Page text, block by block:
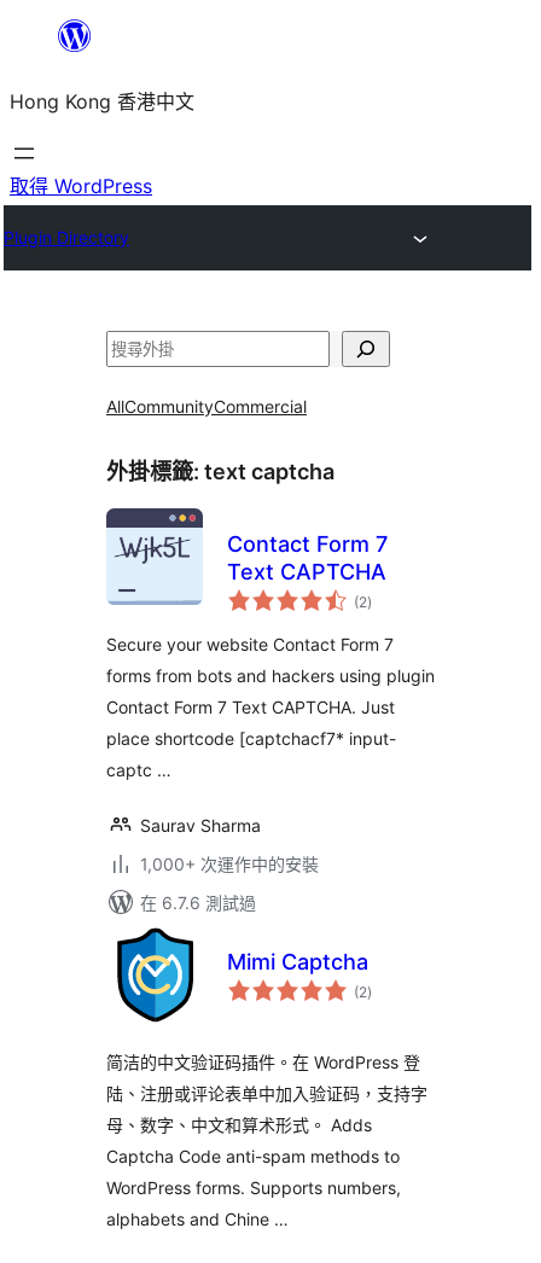
主
要
內
Hong Kong 香港中文
取得 WordPress
Plugin Directory
搜
AllCommunityCommercial
外掛標籤: text captcha
Contact Form 7
Text CAPTCHA
(2總
評)
Secure your website Contact Form 7
forms from bots and hackers using plugin
Contact Form 7 Text CAPTCHA. Just
place shortcode [captchacf7* input-
captc …
Saurav Sharma
1,000+ 次運作中的安裝
在 6.7.6 測試過
Mimi Captcha
(2總
評)
简洁的中文验证码插件。在 WordPress 登
陆、注册或评论表单中加入验证码，支持字
母、数字、中文和算术形式。 Adds
Captcha Code anti-spam methods to
WordPress forms. Supports numbers,
alphabets and Chine …